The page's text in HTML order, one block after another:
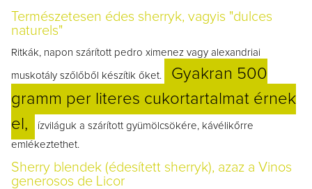
Természetesen édes sherryk, vagyis "dulces
naturels"
Ritkák, napon szárított pedro ximenez vagy alexandriai
muskotály szőlőből készítik őket.
Gyakran 500
gramm per literes cukortartalmat érnek
el,
ízviláguk a szárított gyümölcsökére, kávélikőrre
emlékeztethet.
Sherry blendek (édesített sherryk), azaz a Vinos
generosos de Licor